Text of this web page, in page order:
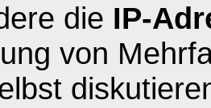
die IP-
von